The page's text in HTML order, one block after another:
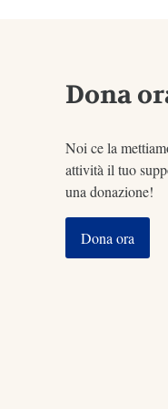
Dona
Noi ce la
attività il tuo
una donazione!
Dona ora